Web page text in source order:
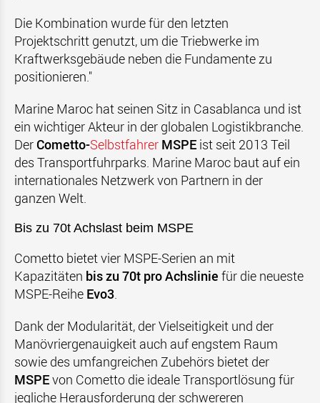
Die Kombination wurde für den letzten
Projektschritt genutzt, um die Triebwerke im
Kraftwerksgebäude neben die Fundamente zu
positionieren."
Marine Maroc hat seinen Sitz in Casablanca und ist
ein wichtiger Akteur in der globalen Logistikbranche.
Der Cometto-Selbstfahrer MSPE ist seit 2013 Teil
des Transportfuhrparks. Marine Maroc baut auf ein
internationales Netzwerk von Partnern in der
ganzen Welt.
Bis zu 70t Achslast beim MSPE
Cometto bietet vier MSPE-Serien an mit
Kapazitäten bis zu 70t pro Achslinie für die neueste
MSPE-Reihe Evo3.
Dank der Modularität, der Vielseitigkeit und der
Manövriergenauigkeit auch auf engstem Raum
sowie des umfangreichen Zubehörs bietet der
MSPEvon Cometto die ideale Transportlösung für
jegliche Herausforderung der schwereren